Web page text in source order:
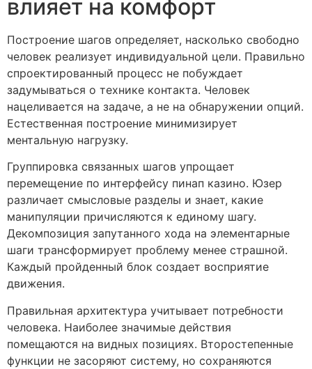
влияет на комфорт
Построение шагов определяет, насколько свободно
человек реализует индивидуальной цели. Правильно
спроектированный процесс не побуждает
задумываться о технике контакта. Человек
нацеливается на задаче, а не на обнаружении опций.
Естественная построение минимизирует
ментальную нагрузку.
Группировка связанных шагов упрощает
перемещение по интерфейсу пинап казино. Юзер
различает смысловые разделы и знает, какие
манипуляции причисляются к единому шагу.
Декомпозиция запутанного хода на элементарные
шаги трансформирует проблему менее страшной.
Каждый пройденный блок создает восприятие
движения.
Правильная архитектура учитывает потребности
человека. Наиболее значимые действия
помещаются на видных позициях. Второстепенные
функции не засоряют систему, но сохраняются